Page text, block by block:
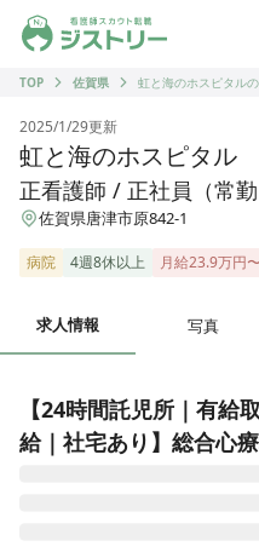
ジストリー 看護師の転職マ
TOP
佐賀県 虹と海のホスピタル
2025/1/29更新
虹と海のホスピタル
正看護師 / 正社員（常勤
佐賀県唐津市原842-1
病院 4週8休以上 月給23.9万円〜
求人情報 写真
【24時間託児所｜有給
給｜社宅あり】総合心